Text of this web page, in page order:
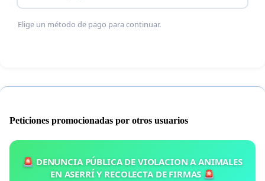
Elige un método de pago para continuar.
Peticiones promocionadas por otros usuarios
🚨 DENUNCIA PÚBLICA DE VIOLACION A ANIMALES
EN ASERRÍ Y RECOLECTA DE FIRMAS 🚨